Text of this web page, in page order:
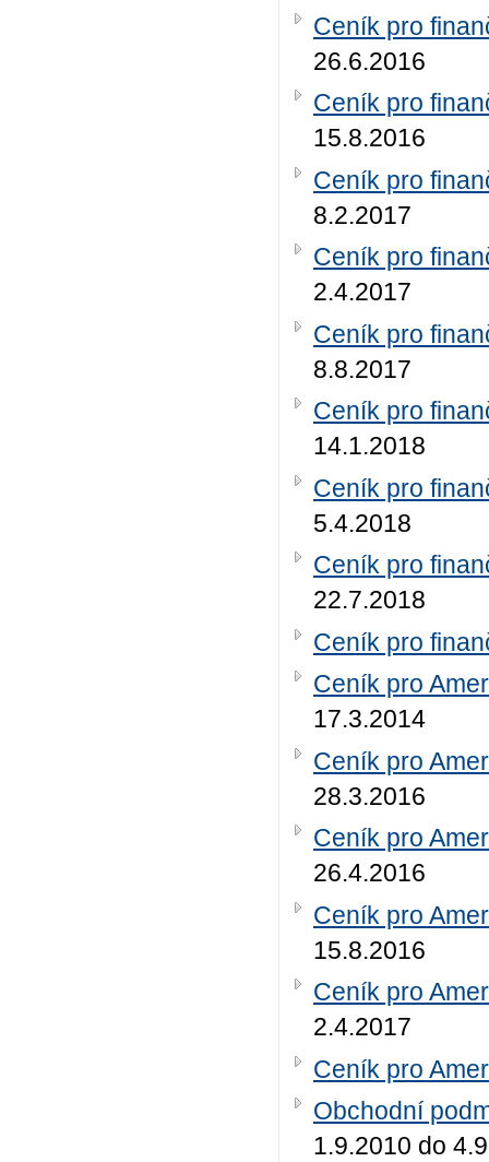
Ceník pro
26.6.2016
Ceník pro
15.8.2016
Ceník pro
8.2.2017
Ceník pro
2.4.2017
Ceník pro
8.8.2017
Ceník pro
14.1.2018
Ceník pro
5.4.2018
Ceník pro
22.7.2018
Ceník pro
Ceník pro
17.3.2014
Ceník pro
28.3.2016
Ceník pro
26.4.2016
Ceník pro
15.8.2016
Ceník pro
2.4.2017
Ceník pro
Obchodní
1.9.2010 do